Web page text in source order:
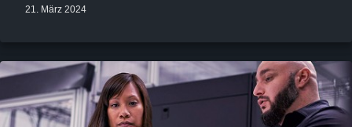
21. März 2024